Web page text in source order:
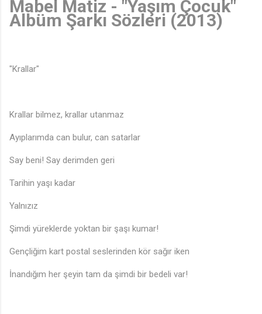
Mabel Matiz - "Yaşım Çocuk"
Albüm Şarkı Sözleri (2013)
"Krallar"
Krallar bilmez, krallar utanmaz
Ayıplarımda can bulur, can satarlar
Say beni! Say derimden geri
Tarihin yaşı kadar
Yalnızız
Şimdi yüreklerde yoktan bir şaşı kumar!
Gençliğim kart postal seslerinden kör sağır iken
İnandığım her şeyin tam da şimdi bir bedeli var!